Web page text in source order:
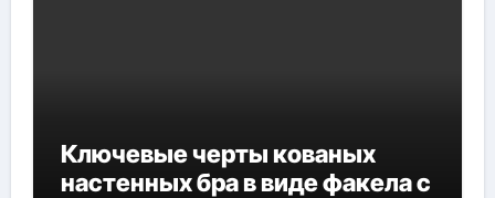
Ключевые черты кованых
настенных бра в виде факела с